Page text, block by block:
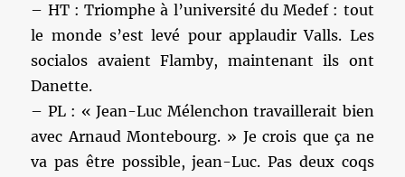
– HT : Triomphe à l’université du Medef : tout
le monde s’est levé pour applaudir Valls. Les
socialos avaient Flamby, maintenant ils ont
Danette.
– PL : « Jean-Luc Mélenchon travaillerait bien
avec Arnaud Montebourg. » Je crois que ça ne
va pas être possible, jean-Luc. Pas deux coqs